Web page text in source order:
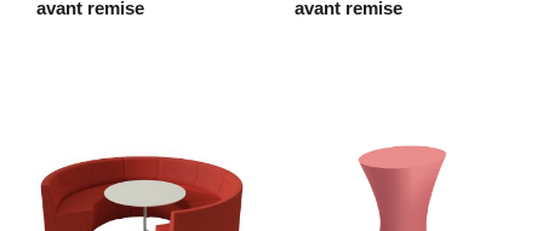
avant remise avant remise